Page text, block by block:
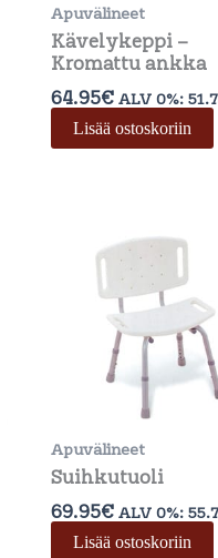
Apuvälineet
Kävelykeppi –
Kromattu ankka
64.95€ ALV 0%:
Lisää ostoskoriin
Apuvälineet
Suihkutuoli
69.95€ ALV 0%:
Lisää ostoskoriin